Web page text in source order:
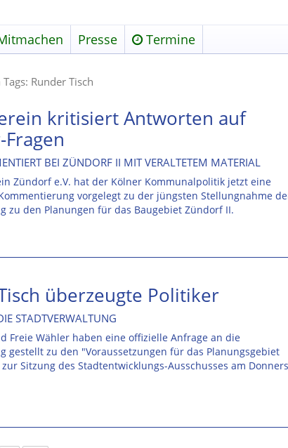
Presse Termine
Runder Tisch
kritisiert Antworten auf
BEI ZÜNDORF II MIT VERALTETEM MATERIAL
Zündorf e.V. hat der Kölner Kommunalpolitik jetzt eine
vorgelegt zu der jüngsten Stellungnahme
zu den Planungen für das Baugebiet Zündorf II.
überzeugte Politiker
STADTVERWALTUNG
Freie Wähler haben eine offizielle Anfrage an die
gestellt zu den "Voraussetzungen für das Planungsgebiet
Sitzung des Stadtentwicklungs-Ausschusses am